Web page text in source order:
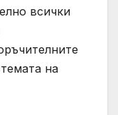
всички
на